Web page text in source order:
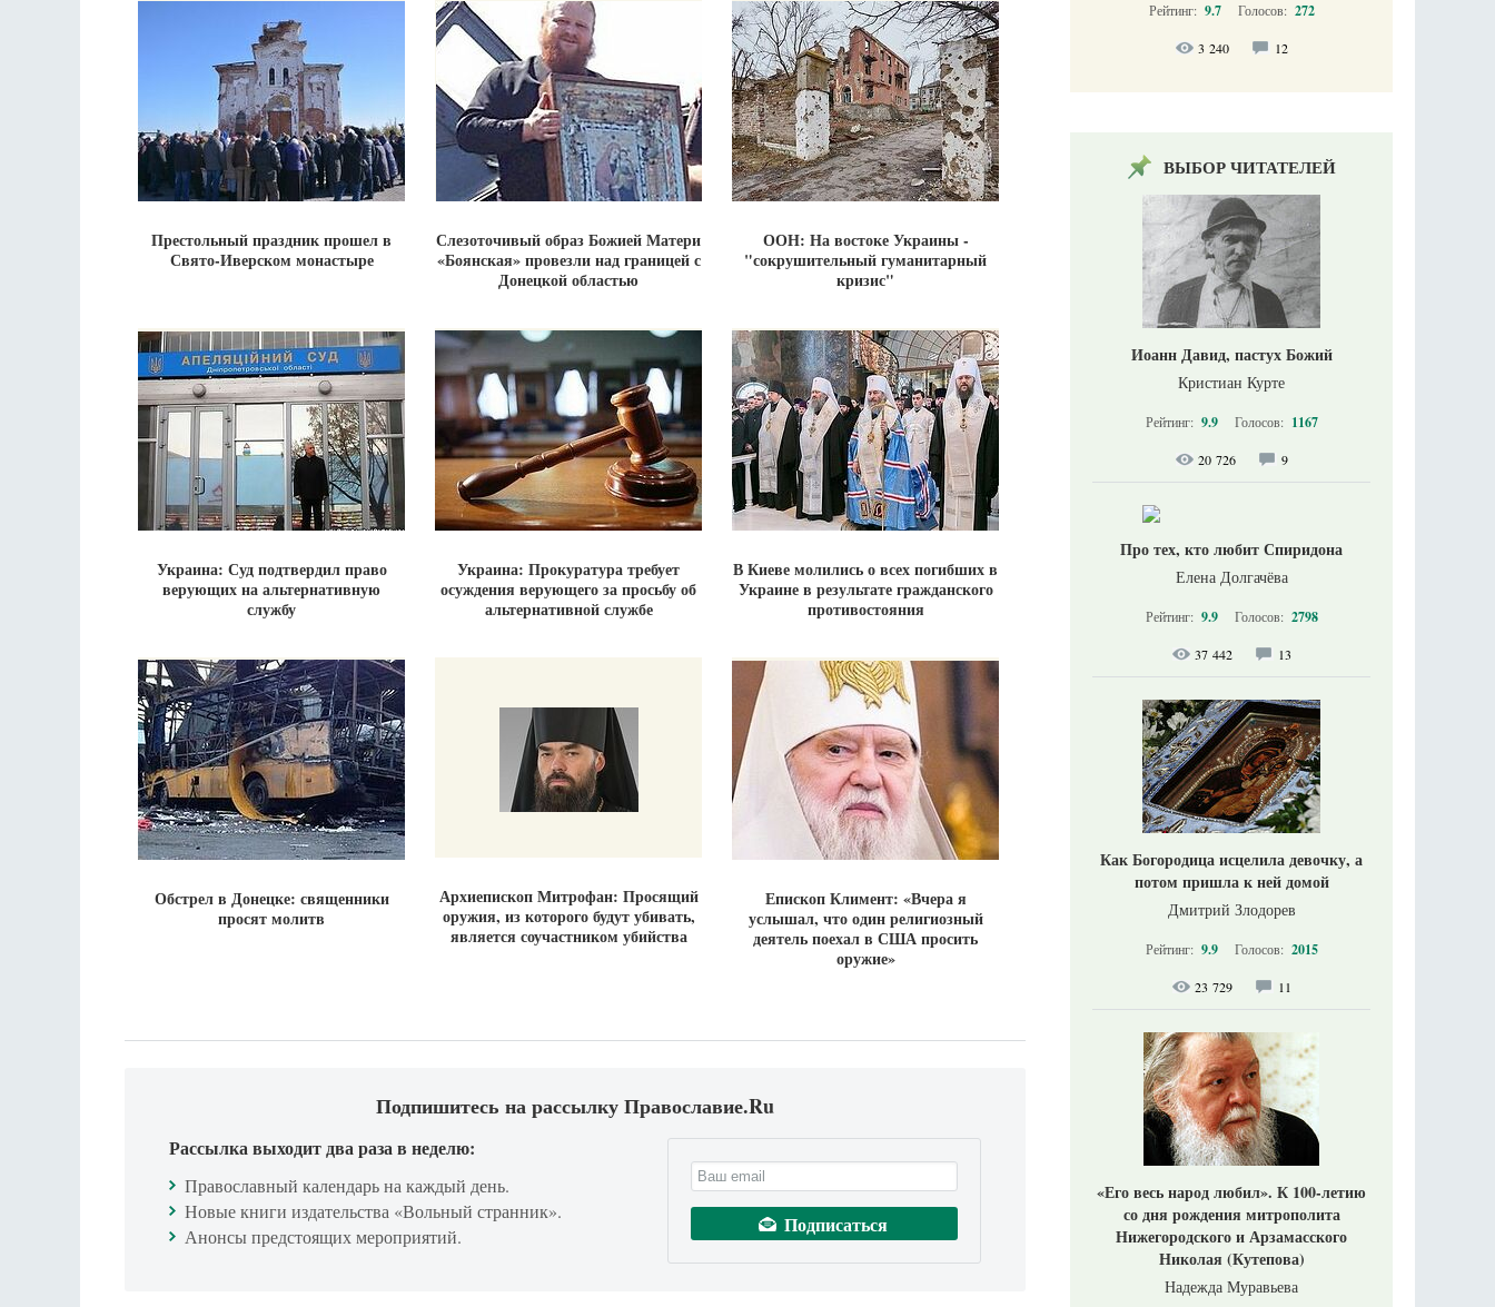
Престольный праздник прошел в
Свято-Иверском монастыре
Слезоточивый образ Божией Матери
«Боянская» провезли над границей с
Донецкой областью
ООН: На востоке Украины -
"сокрушительный гуманитарный
кризис"
Украина: Суд подтвердил право
верующих на альтернативную
службу
Украина: Прокуратура требует
осуждения верующего за просьбу об
альтернативной службе
В Киеве молились о всех погибших в
Украине в результате гражданского
противостояния
Обстрел в Донецке: священники
просят молитв
Архиепископ Митрофан: Просящий
оружия, из которого будут убивать,
является соучастником убийства
Епископ Климент: «Вчера я
услышал, что один религиозный
деятель поехал в США просить
оружие»
Подпишитесь на рассылку Православие.Ru
Рассылка выходит два раза в неделю:
Православный календарь на каждый день.
Новые книги издательства «Вольный странник».
Анонсы предстоящих мероприятий.
Рейтинг: 9.7 Голосов: 272
3 240 12
ВЫБОР ЧИТАТЕЛЕЙ
Иоанн Давид, пастух Божий
Кристиан Курте
Рейтинг: 9.9 Голосов: 1167
20 726 9
Про тех, кто любит Спиридона
Елена Долгачёва
Рейтинг: 9.9 Голосов: 2798
37 442 13
Как Богородица исцелила девочку, а
потом пришла к ней домой
Дмитрий Злодорев
Рейтинг: 9.9 Голосов: 2015
23 729 11
«Его весь народ любил». К 100-летию
со дня рождения митрополита
Нижегородского и Арзамасского
Николая (Кутепова)
Надежда Муравьева